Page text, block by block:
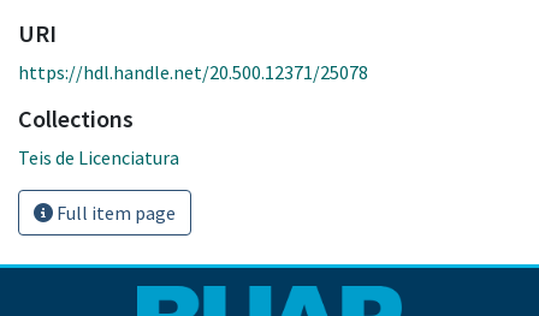
URI
https://hdl.handle.net/20.500.12371/25078
Collections
Teis de Licenciatura
Full item page